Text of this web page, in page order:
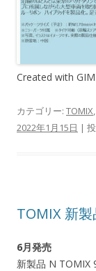
Created with
カテゴリー: TOMIX,
2022年1月15日 |
TOMIX 新製
6月発売
新製品 N TOMIX